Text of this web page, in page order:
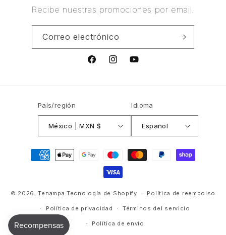
Recibe nuestras promociones por email.
Correo electrónico
FacebookInstagramYouTube
País/región
México | MXN $
Idioma
Español
Formas
© 2026,Tenampa Tecnología de Shopify Política de reembolso
Política de privacidad Términos del servicio
Política de envío